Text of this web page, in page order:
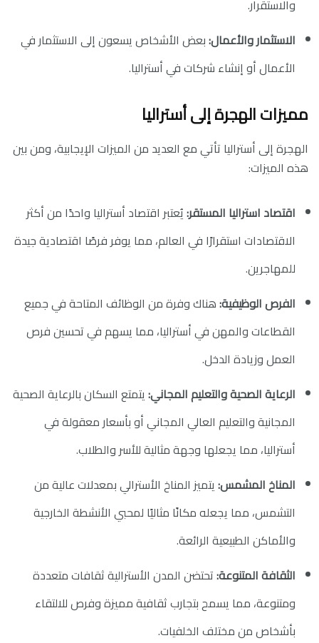
والاستقرار.
الاستثمار والأعمال:بعض الأشخاص يسعون إلى الاستثمار في
الأعمال أو إنشاء شركات في أستراليا.
مميزات الهجرة إلى أستراليا
الهجرة إلى أستراليا تأتي مع العديد من الميزات الإيجابية، ومن بين
هذه الميزات:
اقتصاد استراليا المستقر:يُعتبر اقتصاد أستراليا واحدًا من أكثر
الاقتصادات استقرارًا في العالم، مما يوفر فرصًا اقتصادية جيدة
للمهاجرين.
الفرص الوظيفية:هناك وفرة من الوظائف المتاحة في جميع
القطاعات والمهن في أستراليا، مما يسهم في تحسين فرص
العمل وزيادة الدخل.
الرعاية الصحية والتعليم المجاني:يتمتع السكان بالرعاية الصحية
المجانية والتعليم العالي المجاني أو بأسعار معقولة في
أستراليا، مما يجعلها وجهة مثالية للأسر والطلاب.
المناخ المشمس:يتميز المناخ الأسترالي بمعدلات عالية من
التشمس، مما يجعله مكانًا مثاليًا لمحبي الأنشطة الخارجية
والأماكن الطبيعية الرائعة.
الثقافة المتنوعة:تحتضن المدن الأسترالية ثقافات متعددة
ومتنوعة، مما يسمح بتجارب ثقافية مميزة وفرص للالتقاء
بأشخاص من مختلف الخلفيات.